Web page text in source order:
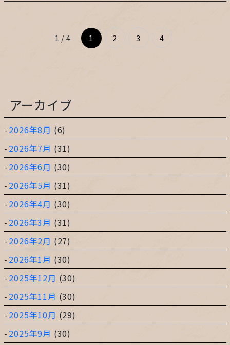
1 / 4 1 2 3 4
アーカイブ
2026年8月 (6)
2026年7月 (31)
2026年6月 (30)
2026年5月 (31)
2026年4月 (30)
2026年3月 (31)
2026年2月 (27)
2026年1月 (30)
2025年12月 (30)
2025年11月 (30)
2025年10月 (29)
2025年9月 (30)